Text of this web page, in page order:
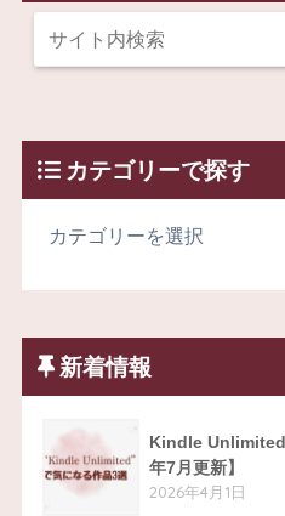
カテゴリーで探す
新着情報
Kindle Unlimited
年7月更新】
2026年4月1日